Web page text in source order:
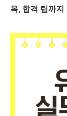
목, 합격 팁까지